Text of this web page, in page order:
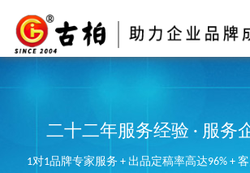
二十二年服务经验 · 服务
1对1品牌专家服务 + 出品定稿率高达96% +